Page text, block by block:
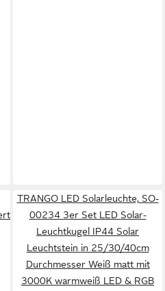
TRANGO LED Solarleuchte, SO-
00234 3er Set LED Solar-
Leuchtkugel IP44 Solar
Leuchtstein in 25/30/40cm
Durchmesser Weiß matt mit
3000K warmweiß LED & RGB